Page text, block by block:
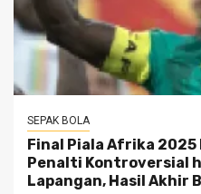
SEPAK BOLA
Final Piala Afrika
Penalti Kontroversial
Lapangan, Hasil Akhir